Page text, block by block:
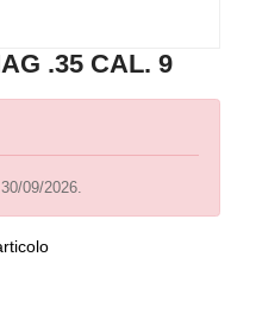
.35 CAL. 9
09/2026.